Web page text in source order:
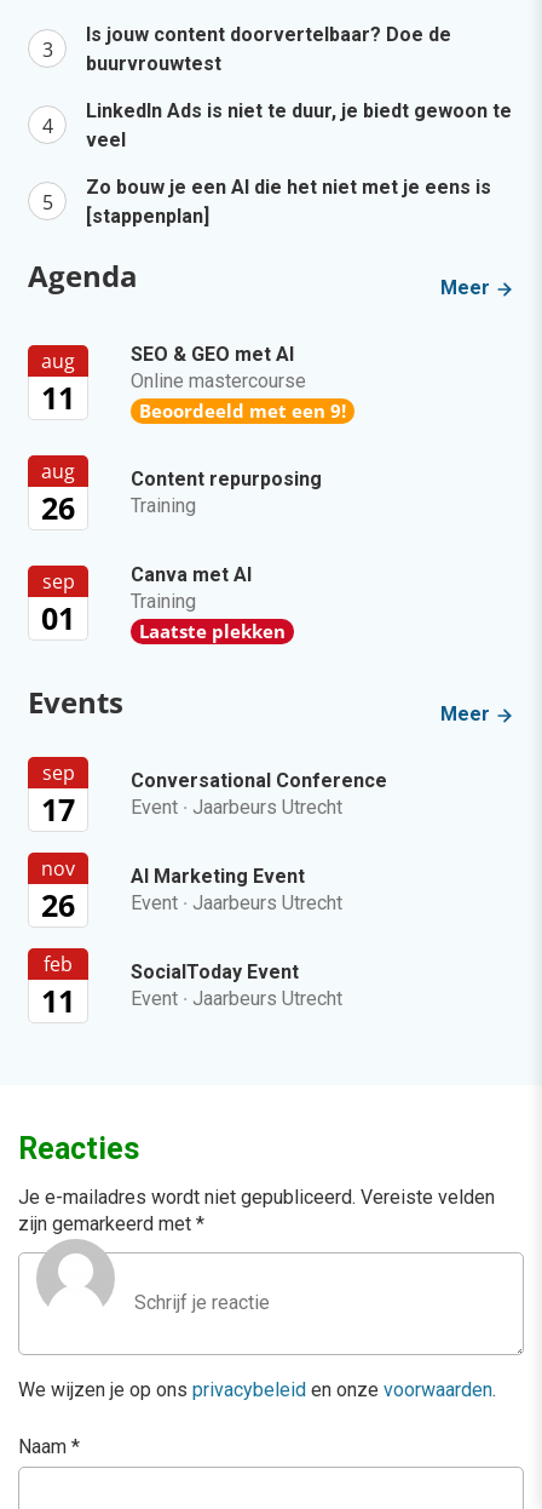
Is jouw content doorvertelbaar? Doe de
buurvrouwtest
LinkedIn Ads is niet te duur, je biedt gewoon te
veel
Zo bouw je een AI die het niet met je eens is
[stappenplan]
Agenda Meer
aug
11
SEO & GEO met AI
Online mastercourse
Beoordeeld met een 9!
aug
26
Content repurposing
Training
sep
01
Canva met AI
Training
Laatste plekken
Events Meer
sep
17
Conversational Conference
Event · Jaarbeurs Utrecht
nov
26
AI Marketing Event
Event · Jaarbeurs Utrecht
feb
11
SocialToday Event
Event · Jaarbeurs Utrecht
Reacties
Je e-mailadres wordt niet gepubliceerd. Vereiste velden
zijn gemarkeerd met *
We wijzen je op ons privacybeleid en onze voorwaarden.
Naam *